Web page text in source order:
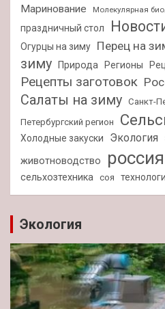
Маринование Молекулярная
праздничный стол
Огурцы на зиму Перец на
зиму
Природа Регионы
Рецепты заготовок
Салаты на зиму Санкт-
Петербургский регион
Холодные закуски Экология
животноводство россия
сельхозтехника соя
Экология